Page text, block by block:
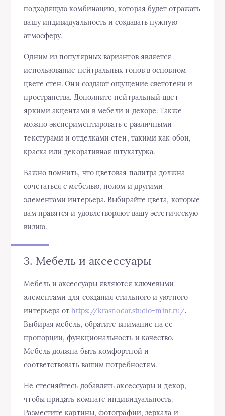
подходящую комбинацию, которая будет отражать
вашу индивидуальность и создавать нужную
атмосферу.
Одним из популярных вариантов является
использование нейтральных тонов в основном
цвете стен. Они создают ощущение светотени и
пространства. Дополните нейтральный цвет
яркими акцентами в мебели и декоре. Также
можно экспериментировать с различными
текстурами и отделками стен, такими как обои,
краска или декоративная штукатурка.
Важно помнить, что цветовая палитра должна
сочетаться с мебелью, полом и другими
элементами интерьера. Выбирайте цвета, которые
вам нравятся и удовлетворяют вашу эстетическую
визию.
3. Мебель и аксессуары
Мебель и аксессуары являются ключевыми
элементами для создания стильного и уютного
интерьера отhttps://krasnodar.studio-mint.ru/.
Выбирая мебель, обратите внимание на ее
пропорции, функциональность и качество.
Мебель должна быть комфортной и
соответствовать вашим потребностям.
Не стесняйтесь добавлять аксессуары и декор,
чтобы придать комнате индивидуальность.
Разместите картины, фотографии, зеркала и